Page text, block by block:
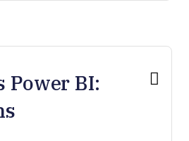
Power BI: